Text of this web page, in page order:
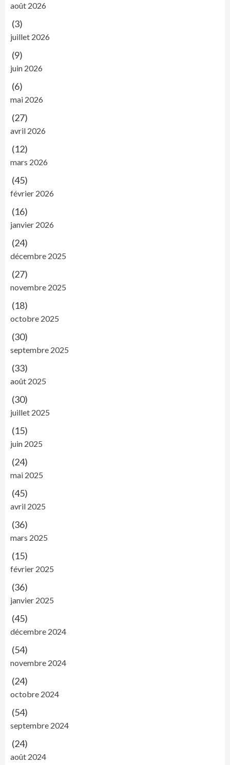
août 2026
(3)
juillet 2026
(9)
juin 2026
(6)
mai 2026
(27)
avril 2026
(12)
mars 2026
(45)
février 2026
(16)
janvier 2026
(24)
décembre 2025
(27)
novembre 2025
(18)
octobre 2025
(30)
septembre 2025
(33)
août 2025
(30)
juillet 2025
(15)
juin 2025
(24)
mai 2025
(45)
avril 2025
(36)
mars 2025
(15)
février 2025
(36)
janvier 2025
(45)
décembre 2024
(54)
novembre 2024
(24)
octobre 2024
(54)
septembre 2024
(24)
août 2024